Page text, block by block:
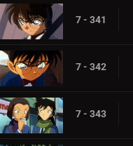
7 - 341
7 - 342
7 - 343